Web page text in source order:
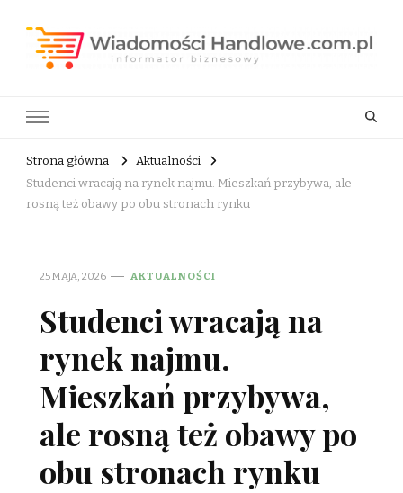
Strona główna
Aktualności
Studenci wracają na rynek najmu. Mieszkań przybywa, ale
rosną też obawy po obu stronach rynku
25 MAJA, 2026 AKTUALNOŚCI
Studenci wracają na
rynek najmu.
Mieszkań przybywa,
ale rosną też obawy po
obu stronach rynku